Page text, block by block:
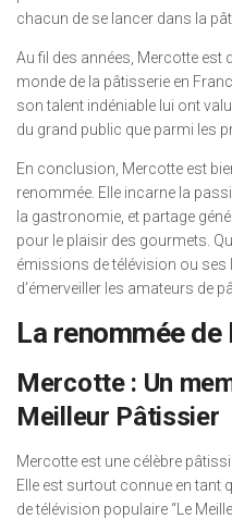
chacun de se lancer dans la
Au fil des années, Mercotte est
monde de la pâtisserie en
son talent indéniable lui ont
du grand public que parmi les
En conclusion, Mercotte est
renommée. Elle incarne la
la gastronomie, et partage
pour le plaisir des gourmets.
émissions de télévision ou ses
d’émerveiller les amateurs de
La renommée
Mercotte : Un
Meilleur Pâtissier
Mercotte est une célèbre
Elle est surtout connue en tant
de télévision populaire “Le